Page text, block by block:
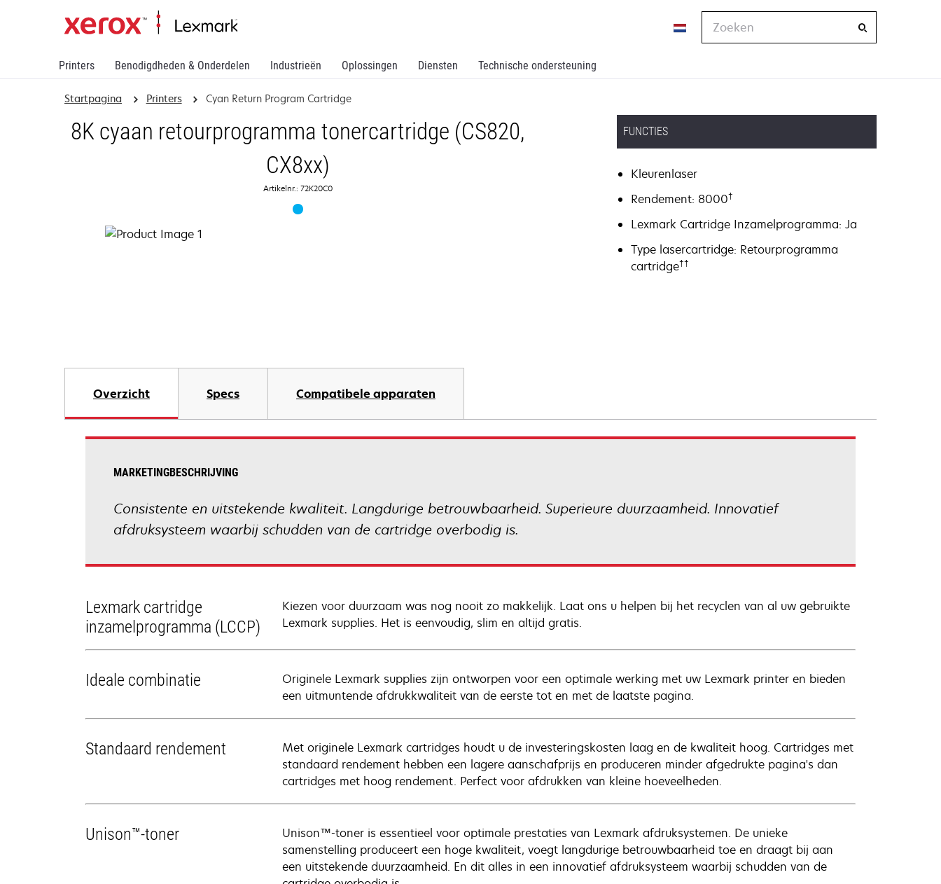
Printers Benodigdheden & Onderdelen Industrieën Oplossingen Diensten Technische ondersteuning
Zoeken
Startpagina Printers Cyan Return Program Cartridge
8K cyaan retourprogramma tonercartridge (CS820,
CX8xx)
Artikelnr.: 72K20C0
FUNCTIES
Kleurenlaser
Rendement: 8000†
Lexmark Cartridge Inzamelprogramma: Ja
Type lasercartridge: Retourprogramma
cartridge††
Overzicht Specs Compatibele apparaten
MARKETINGBESCHRIJVING
Consistente en uitstekende kwaliteit. Langdurige betrouwbaarheid. Superieure duurzaamheid. Innovatief
afdruksysteem waarbij schudden van de cartridge overbodig is.
Lexmark cartridge
inzamelprogramma (LCCP)
Kiezen voor duurzaam was nog nooit zo makkelijk. Laat ons u helpen bij het recyclen van al uw gebruikte
Lexmark supplies. Het is eenvoudig, slim en altijd gratis.
Ideale combinatie
Originele Lexmark supplies zijn ontworpen voor een optimale werking met uw Lexmark printer en bieden
een uitmuntende afdrukkwaliteit van de eerste tot en met de laatste pagina.
Standaard rendement
Met originele Lexmark cartridges houdt u de investeringskosten laag en de kwaliteit hoog. Cartridges met
standaard rendement hebben een lagere aanschafprijs en produceren minder afgedrukte pagina's dan
cartridges met hoog rendement. Perfect voor afdrukken van kleine hoeveelheden.
Unison™-toner
Unison™-toner is essentieel voor optimale prestaties van Lexmark afdruksystemen. De unieke
samenstelling produceert een hoge kwaliteit, voegt langdurige betrouwbaarheid toe en draagt bij aan
een uitstekende duurzaamheid. En dit alles in een innovatief afdruksysteem waarbij schudden van de